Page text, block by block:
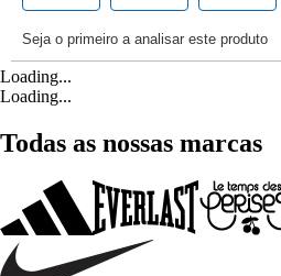
Loading...
Loading...
Todas as nossas marcas